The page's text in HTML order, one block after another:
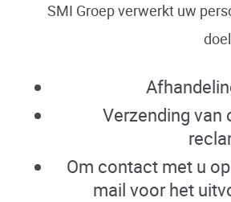
SMI Groep verwerkt uw
Verzending
Om contact met u
mail voor het